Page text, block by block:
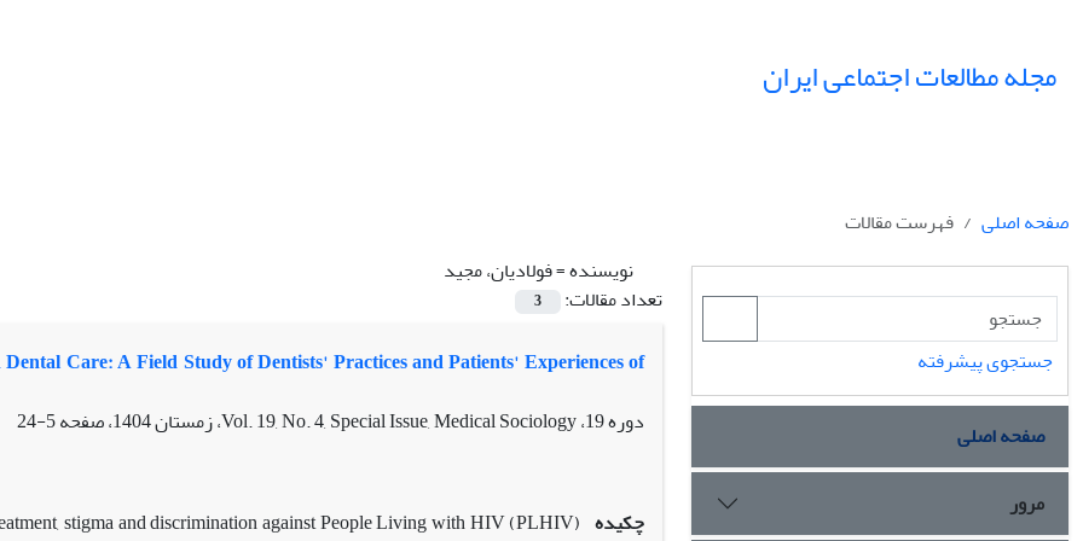
مجله مطالعات اجتماعی ایران
صفحه اصلی
فهرست مقالات
نویسنده =فولادیان، مجید
تعداد مقالات:
3
Care: A Field Study of Dentists' Practices and Patients' Experiences of
دوره 19، Vol. 19, No. 4, Special Issue, Medical Sociology، زمستان 1404، صفحه
5-24
چکیده stigma and discrimination against People Living with HIV (PLHIV)
جستجوی پیشرفته
صفحه اصلی
مرور